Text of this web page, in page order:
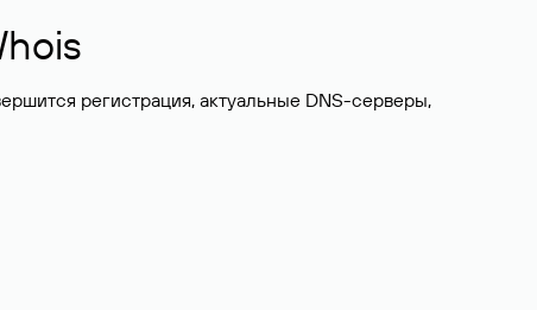
регистрация, актуальные DNS-серверы,